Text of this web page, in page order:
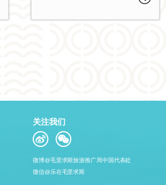
关注我们
微博@毛里求斯旅游推广局中国代表处
微信@乐在毛里求斯